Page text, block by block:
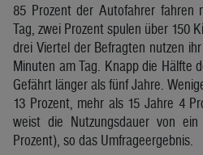
85 Prozent der Autofahrer fahren
Tag, zwei Prozent spulen über 150
drei Viertel der Befragten nutzen
Minuten am Tag. Knapp die Hälfte
Gefährt länger als fünf Jahre.
13 Prozent, mehr als 15 Jahre 4
weist die Nutzungsdauer von
Prozent), so das Umfrageergebnis.